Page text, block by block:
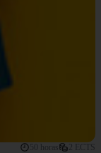
50 horas 2 ECTS